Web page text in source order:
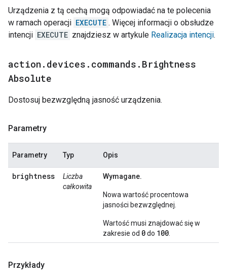
Urządzenia z tą cechą mogą odpowiadać na te polecenia
w ramach operacji EXECUTE . Więcej informacji o obsłudze
intencji EXECUTE znajdziesz w artykule Realizacja intencji.
action . devices . commands . Brightness
Absolute
Dostosuj bezwzględną jasność urządzenia.
Parametry
Parametry Typ Opis
brightness
Liczba
całkowita
Wymagane.
Nowa wartość procentowa
jasności bezwzględnej.
Wartość musi znajdować się w
zakresie od 0do 100
Przykłady